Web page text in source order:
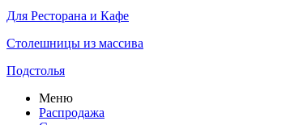
Для Ресторана и Кафе
Столешницы из массива
Подстолья
Меню
Распродажа